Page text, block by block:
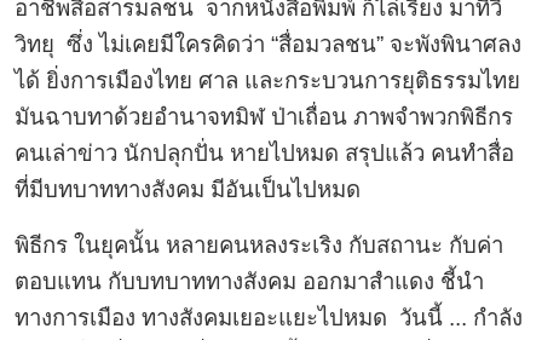
อาชีพสื่อสารมลชน จากหนังสือพิมพ์ ก็ไล่เรียง มาทีวี
วิทยุ ซึ่ง ไม่เคยมีใครคิดว่า “สื่อมวลชน” จะพังพินาศลง
ได้ ยิ่งการเมืองไทย ศาล และกระบวนการยุติธรรมไทย
มันฉาบทาด้วยอำนาจทมิฬ ป่าเถื่อน ภาพจำพวกพิธีกร
คนเล่าข่าว นักปลุกปั่น หายไปหมด สรุปแล้ว คนทำสื่อ
ที่มีบทบาททางสังคม มีอันเป็นไปหมด
พิธีกร ในยุคนั้น หลายคนหลงระเริง กับสถานะ กับค่า
ตอบแทน กับบทบาททางสังคม ออกมาสำแดง ชี้นำ
ทางการเมือง ทางสังคมเยอะแยะไปหมด วันนี้ ... กำลัง